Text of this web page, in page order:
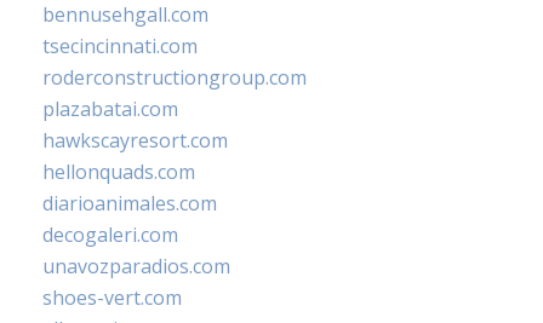
bennusehgall.com
tsecincinnati.com
roderconstructiongroup.com
plazabatai.com
hawkscayresort.com
hellonquads.com
diarioanimales.com
decogaleri.com
unavozparadios.com
shoes-vert.com